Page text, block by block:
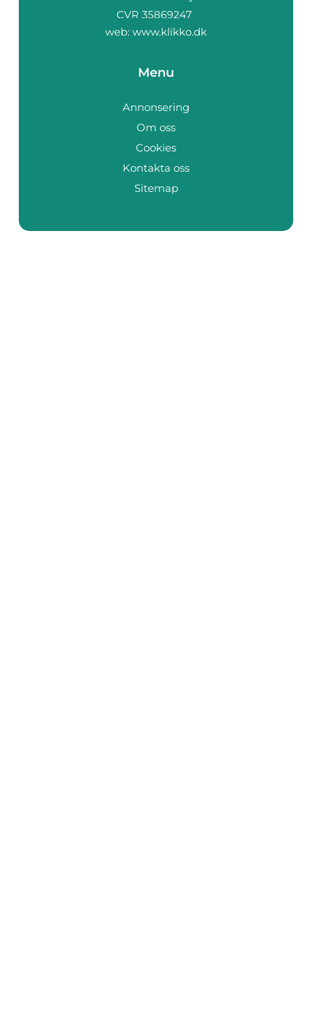
web: www.klikko.dk
Menu
Annonsering
Om oss
Cookies
Kontakta oss
Sitemap